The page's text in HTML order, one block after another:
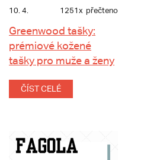
10. 4. 1251x přečteno
Greenwood tašky:
prémiové kožené
tašky pro muže a ženy
ČÍST CELÉ